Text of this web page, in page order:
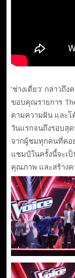
‘ช่างเดี่ยว’ กล่าว
ขอบคุณรายการ
ตามความฝัน และ
วันแรกจนถึงรอบสุ
จากผู้ชมทุกคนที่คอ
แชมป์ในครั้งนี้จะเ
คุณภาพ และสร้างค